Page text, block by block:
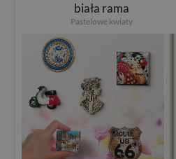
biała rama
Pastelowe kwiaty